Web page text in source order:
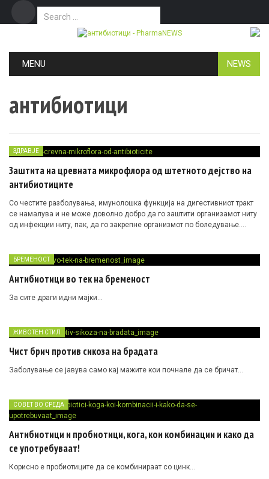
Search for:
MENU NEWS
антибиотици
ЗДРАВЈЕ
Заштита на цревната микрофлора од штетното дејство на
антибиотиците
Со честите разболувања, имунолошка функција на дигестивниот тракт
се намалува и не може доволно добро да го заштити организамот ниту
од инфекции ниту, пак, да го закрепне организмот по боледување….
БРЕМЕНОСТ
Антибиотици во тек на бременост
За сите драги идни мајки…
ЖИВОТЕН СТИЛ
Чист брич против сикоза на брадата
Заболување се јавува само кај мажите кои почнале да се бричат…
СОВЕТ ВО СРЕДА
Антибиотици и пробиотици, кога, кои комбинации и како да
се употребуваат!
Корисно е пробиотиците да се комбинираат со цинк…